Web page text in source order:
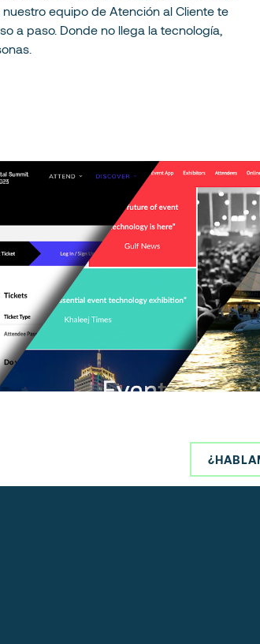
nuestro equipo de Atención al Cliente te
a paso. Donde no llega la tecnología,